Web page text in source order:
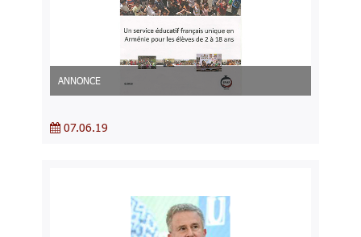
ANNONCE
07.06.19